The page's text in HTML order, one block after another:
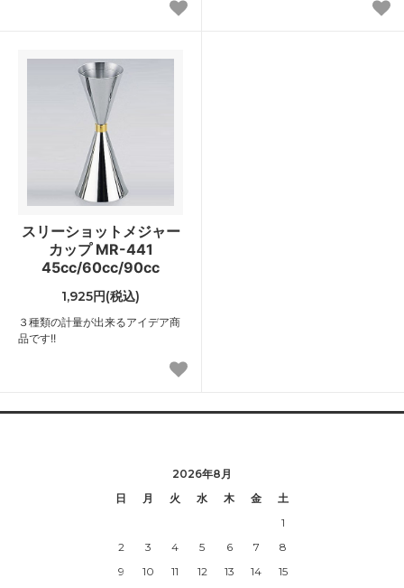
スリーショットメジャー
カップ MR-441
45cc/60cc/90cc
1,925円(税込)
３種類の計量が出来るアイデア商
品です!!
2026年8月
日
月 火 水 木 金
土
1
2
3 4 5 6 7
8
9
10 11 12 13 14
15